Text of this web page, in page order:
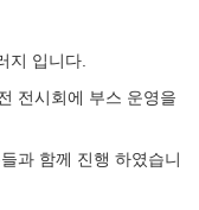
지 입니다.
전시회에 부스 운영을
과 함께 진행 하였습니